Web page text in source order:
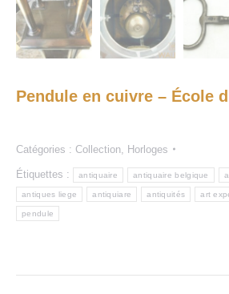
Pendule en cuivre – École
Catégories : Collection Horloges
Étiquettes : antiquaire antiquaire belgique
antiques liege antiquiare antiquités art
pendule